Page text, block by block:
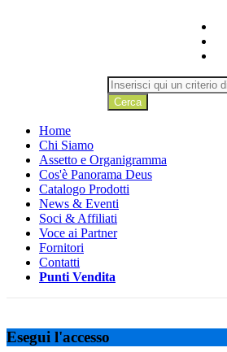
Cerca
Home
Chi Siamo
Assetto e Organigramma
Cos'è Panorama Deus
Catalogo Prodotti
News & Eventi
Soci & Affiliati
Voce ai Partner
Fornitori
Contatti
Punti Vendita
Esegui l'accesso